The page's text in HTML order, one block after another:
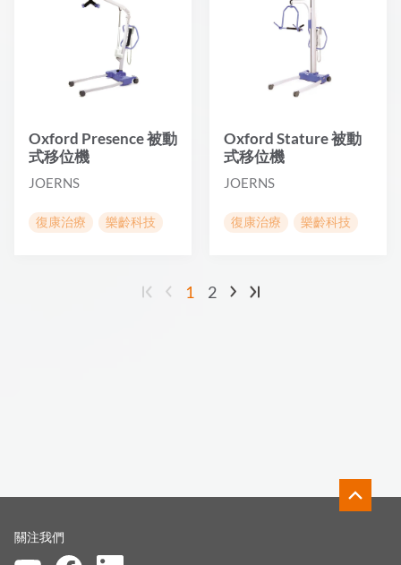
Oxford Presence 被動
式移位機
JOERNS
復康治療 樂齡科技
Oxford Stature 被動
式移位機
JOERNS
復康治療 樂齡科技
1 2
關注我們